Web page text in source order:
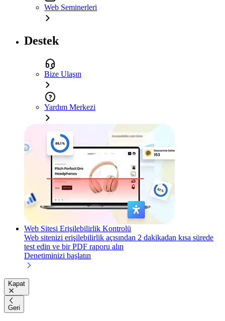
Web Seminerleri
Destek
Bize Ulaşın
Yardım Merkezi
Web Sitesi Erişilebilirlik Kontrolü
Web sitenizi erişilebilirlik açısından 2 dakikadan kısa sürede
test edin ve bir PDF raporu alın
Denetiminizi başlatın
Kapat
Geri